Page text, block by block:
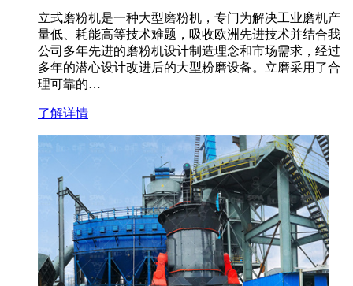
立式磨粉机是一种大型磨粉机，专门为解决工业磨机产
量低、耗能高等技术难题，吸收欧洲先进技术并结合我
公司多年先进的磨粉机设计制造理念和市场需求，经过
多年的潜心设计改进后的大型粉磨设备。立磨采用了合
理可靠的…
了解详情